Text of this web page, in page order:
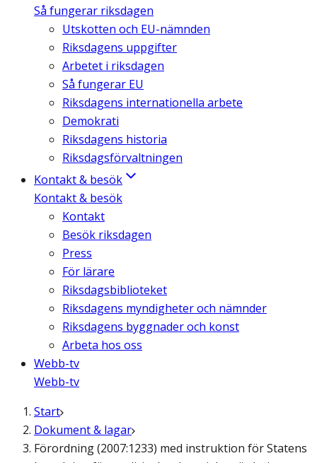
Så fungerar riksdagen
Utskotten och EU-nämnden
Riksdagens uppgifter
Arbetet i riksdagen
Så fungerar EU
Riksdagens internationella arbete
Demokrati
Riksdagens historia
Riksdagsförvaltningen
Kontakt & besök
Kontakt & besök
Kontakt
Besök riksdagen
Press
För lärare
Riksdagsbiblioteket
Riksdagens myndigheter och nämnder
Riksdagens byggnader och konst
Arbeta hos oss
Webb-tv
Webb-tv
Start
Dokument & lagar
Förordning (2007:1233) med instruktion för Statens